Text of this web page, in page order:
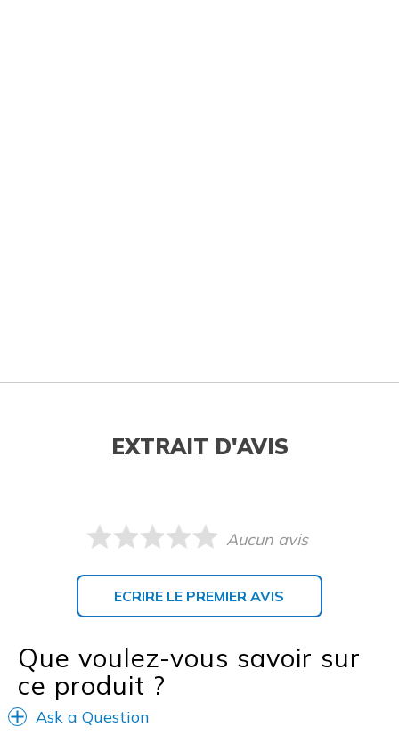
EXTRAIT D'AVIS
Aucun avis
ECRIRE LE PREMIER AVIS
Que voulez-vous savoir sur
ce produit ?
Ask a Question